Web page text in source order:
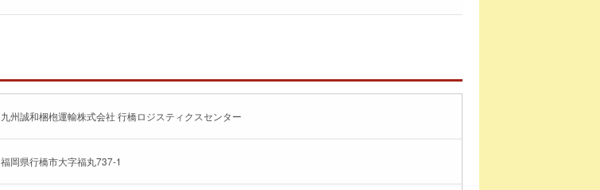
九州誠和梱枹運輸株式会社 行橋ロジスティクスセンター
福岡県行橋市大字福丸737-1